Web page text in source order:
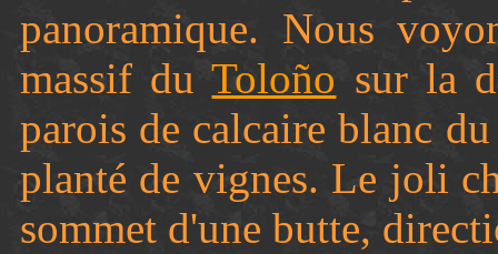
panoramique. Nous
massif duToloño sur la
parois de calcaire blanc
planté de vignes. Le joli
sommet d'une butte,